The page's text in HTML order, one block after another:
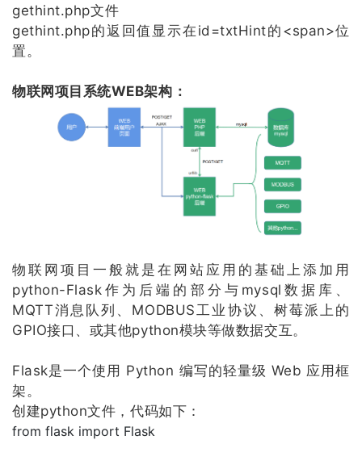
gethint.php文件
gethint.php的返回值显示在id=txtHint的<span>位
置。
物联网项目系统WEB架构：
物联网项目一般就是在网站应用的基础上添加用
python-Flask作为后端的部分与mysql数据库、
MQTT消息队列、MODBUS工业协议、树莓派上的
GPIO接口、或其他python模块等做数据交互。
Flask是一个使用 Python 编写的轻量级 Web 应用框
架。
创建python文件，代码如下：
from flask import Flask